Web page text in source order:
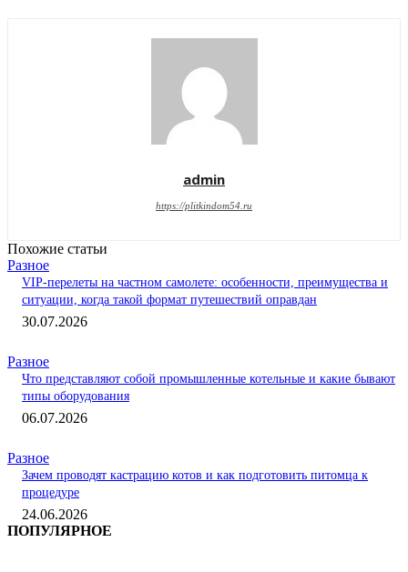
admin
https://plitkindom54.ru
Похожие статьи
Разное
VIP-перелеты на частном самолете: особенности, преимущества и
ситуации, когда такой формат путешествий оправдан
30.07.2026
Разное
Что представляют собой промышленные котельные и какие бывают
типы оборудования
06.07.2026
Разное
Зачем проводят кастрацию котов и как подготовить питомца к
процедуре
24.06.2026
ПОПУЛЯРНОЕ